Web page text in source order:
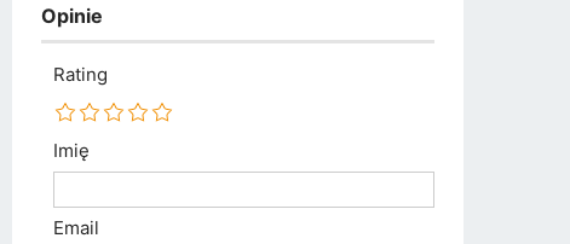
Opinie
Rating
Imię
Email